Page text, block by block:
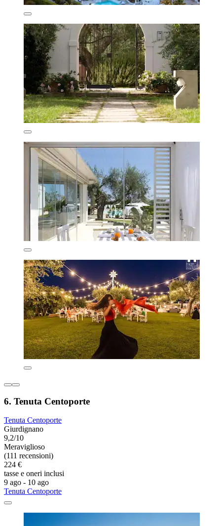
6. Tenuta Centoporte
Tenuta Centoporte
Giurdignano
9,2/10
Meraviglioso
(111 recensioni)
224 €
tasse e oneri inclusi
9 ago - 10 ago
Tenuta Centoporte